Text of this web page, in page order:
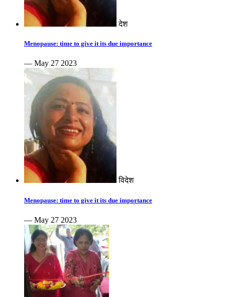
देश
Menopause: time to give it its due importance
— May 27 2023
विदेश
Menopause: time to give it its due importance
— May 27 2023